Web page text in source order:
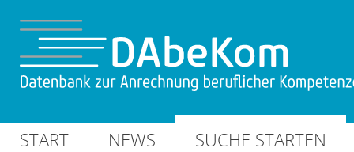
START NEWS SUCHE STARTEN